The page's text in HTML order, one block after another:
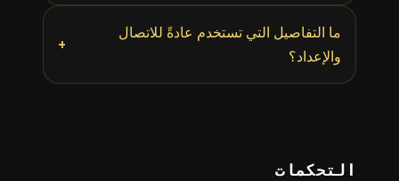
ما التفاصيل التي تستخدم عادةً للاتصال
والإعداد؟
+
التحكمات